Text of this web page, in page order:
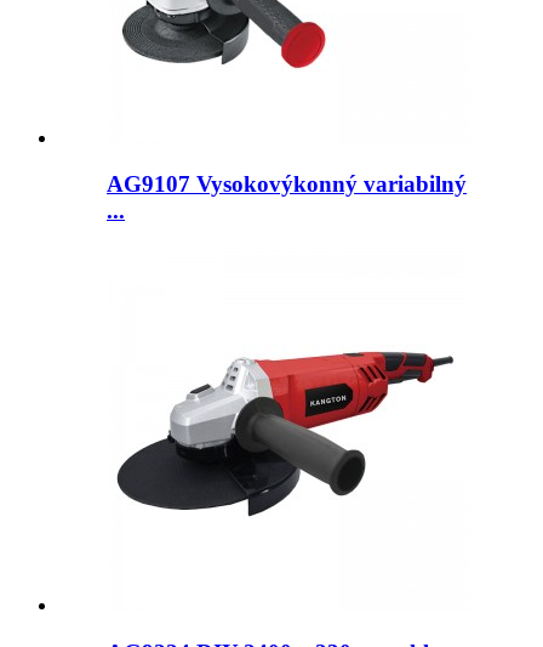
AG9107 Vysokovýkonný variabilný
...